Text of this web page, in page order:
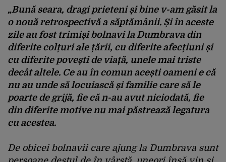
„Bună seara, dragi prieteni și bine v-am găsit la
o nouă retrospectivă a săptămânii. Și în aceste
zile au fost trimiși bolnavi la Dumbrava din
diferite colțuri ale țării, cu diferite afecțiuni și
cu diferite povești de viață, unele mai triste
decât altele. Ce au în comun acești oameni e că
nu au unde să locuiască și familie care să le
poarte de grijă, fie că n-au avut niciodată, fie
din diferite motive nu mai păstrează legatura
cu acestea.
De obicei bolnavii care ajung la Dumbrava sunt